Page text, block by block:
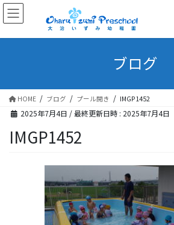
ブログ
HOME ブログ プール開き IMGP1452
2025年7月4日 / 最終更新日時 : 2025年7月4日
IMGP1452